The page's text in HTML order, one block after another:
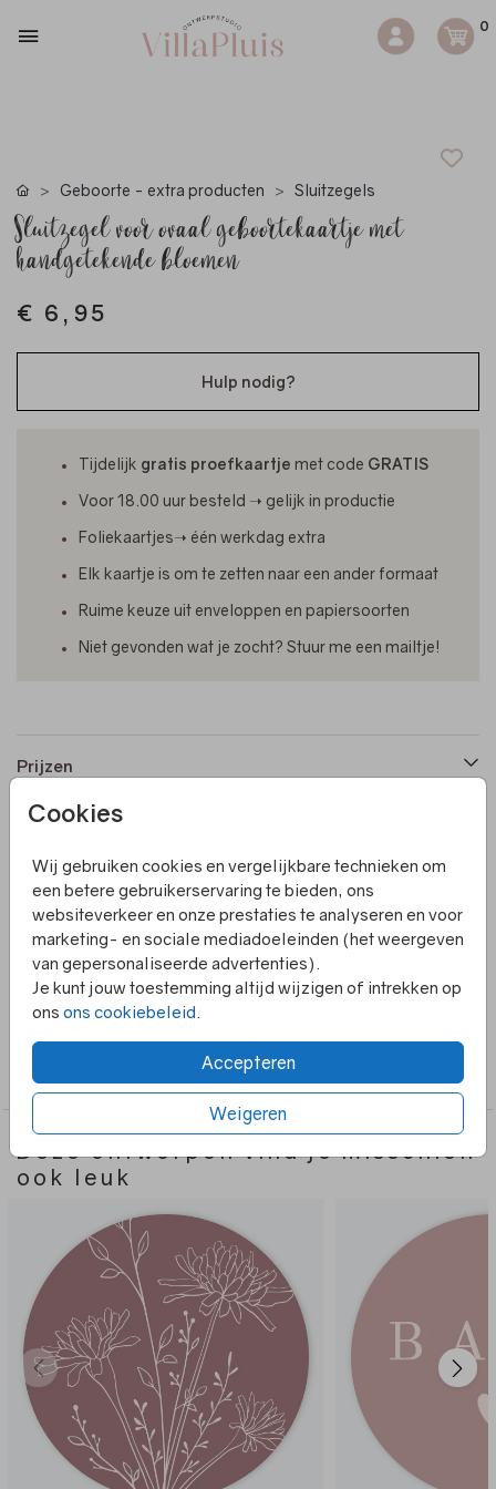
0
Cookies
Wij gebruiken cookies en vergelijkbare technieken om
een betere gebruikerservaring te bieden, ons
websiteverkeer en onze prestaties te analyseren en voor
marketing- en sociale mediadoeleinden (het weergeven
van gepersonaliseerde advertenties).
Je kunt jouw toestemming altijd wijzigen of intrekken op
ons ons cookiebeleid.
Accepteren
Weigeren
Geboorte - extra producten Sluitzegels
Sluitzegel voor ovaal geboortekaartje met
handgetekende bloemen
€ 6,95
Hulp nodig?
Tijdelijk gratis proefkaartje met code GRATIS
Voor 18.00 uur besteld ➝ gelijk in productie
Foliekaartjes➝ één werkdag extra
Elk kaartje is om te zetten naar een ander formaat
Ruime keuze uit enveloppen en papiersoorten
Niet gevonden wat je zocht? Stuur me een mailtje!
Prijzen
Productinformatie
Omschrijving
Een bijpassende sluitzegel voor bij het 'ovaal
geboortekaartje met handgetekende bloemen en
foliedruk'.
Collectie
Sluitzegels
Deze ontwerpen vind je misschien
ook leuk